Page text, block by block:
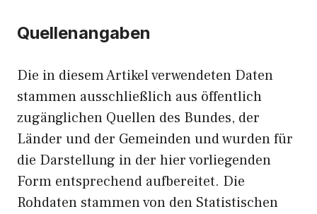
Quellenangaben
Die in diesem Artikel verwendeten Daten
stammen ausschließlich aus öffentlich
zugänglichen Quellen des Bundes, der
Länder und der Gemeinden und wurden für
die Darstellung in der hier vorliegenden
Form entsprechend aufbereitet. Die
Rohdaten stammen von den Statistischen